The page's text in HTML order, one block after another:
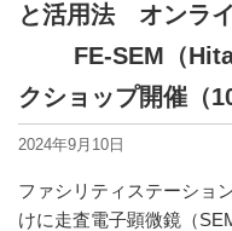
と活用法 オンラ
FE-SEM（
クショップ開催（
2024年9月10日
ファシリティステーショ
けに走査電子顕微鏡（